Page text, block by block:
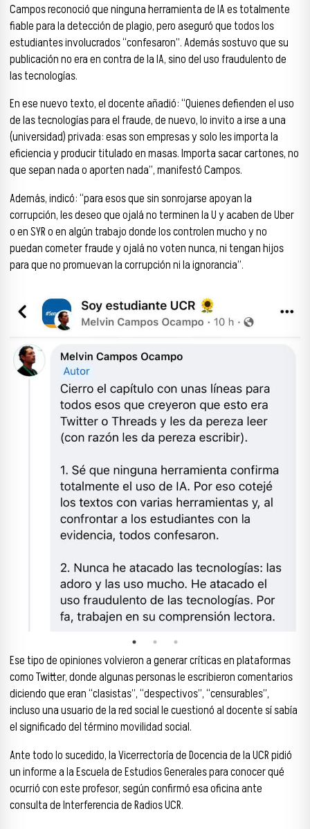
Campos reconoció que ninguna herramienta de IA es totalmente
fiable para la detección de plagio, pero aseguró que todos los
estudiantes involucrados “confesaron”. Además sostuvo que su
publicación no era en contra de la IA, sino del uso fraudulento de
las tecnologías.
En ese nuevo texto, el docente añadió: “Quienes defienden el uso
de las tecnologías para el fraude, de nuevo, lo invito a irse a una
(universidad) privada: esas son empresas y solo les importa la
eficiencia y producir titulado en masas. Importa sacar cartones, no
que sepan nada o aporten nada”, manifestó Campos.
Además, indicó: “para esos que sin sonrojarse apoyan la
corrupción, les deseo que ojalá no terminen la U y acaben de Uber
o en SYR o en algún trabajo donde los controlen mucho y no
puedan cometer fraude y ojalá no voten nunca, ni tengan hijos
para que no promuevan la corrupción ni la ignorancia”.
Ese tipo de opiniones volvieron a generar críticas en plataformas
como Twitter, donde algunas personas le escribieron comentarios
diciendo que eran “clasistas”, “despectivos”, “censurables”,
incluso una usuario de la red social le cuestionó al docente sí sabía
el significado del término movilidad social.
Ante todo lo sucedido, la Vicerrectoría de Docencia de la UCR pidió
un informe a la Escuela de Estudios Generales para conocer qué
ocurrió con este profesor, según confirmó esa oficina ante
consulta de Interferencia de Radios UCR.